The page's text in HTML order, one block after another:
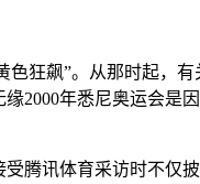
狂飙”。从那时起，
2000年悉尼奥运会是
腾讯体育采访时不仅